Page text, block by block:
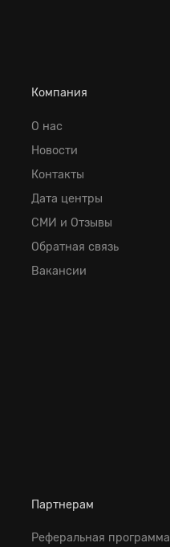
Компания
О нас
Новости
Контакты
Дата центры
СМИ и Отзывы
Обратная cвязь
Вакансии
Партнерам
Реферальная программа